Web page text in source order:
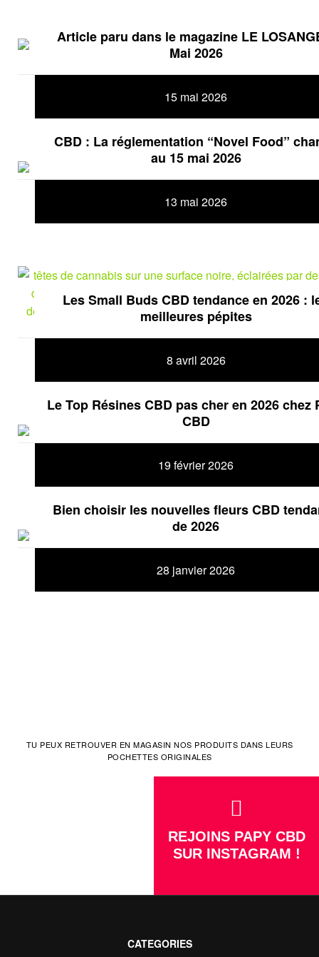
Article paru dans le magazine LE
Mai 2026
15 mai 2026
CBD : La réglementation “Novel Food”
au 15 mai 2026
13 mai 2026
Les Small Buds CBD tendance en 2026 :
meilleures pépites
8 avril 2026
Le Top Résines CBD pas cher en 2026 chez
CBD
19 février 2026
Bien choisir les nouvelles fleurs CBD
de 2026
28 janvier 2026
TU PEUX RETROUVER EN MAGASIN NOS PRODUITS DANS LEURS
POCHETTES ORIGINALES
REJOINS PAPY CBD
SUR INSTAGRAM !
CATEGORIES